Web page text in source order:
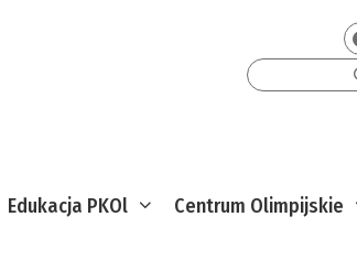
Edukacja PKOl Centrum Olimpijskie